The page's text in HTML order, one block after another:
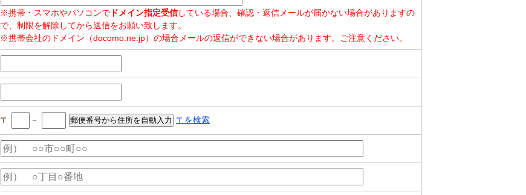
※携帯・スマホやパソコンで ドメイン指定受信している場合、確認・返信メールが届かない場合がありますの
で、制限を解除してから送信をお願い致します。
※携帯会社のドメイン（docomo.ne.jp）の場合メールの返信ができない場合があります。ご注意ください。
〒 － 〒を検索